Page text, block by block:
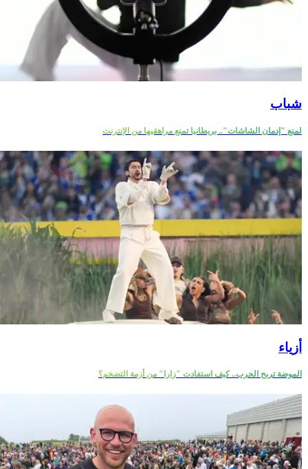
شباب
لمنع "إدمان الشاشات".. بريطانيا تمنع مراهقيها من الإنترنت
أزياء
الموضة تربح الحرب.. كيف استفادت "زارا" من أزمة التضخم؟